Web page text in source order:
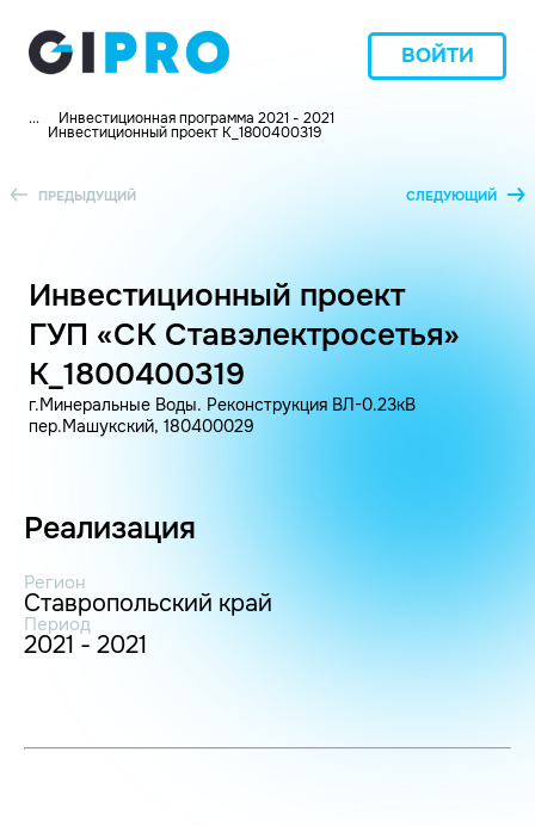
ВОЙТИ
... Инвестиционная программа 2021 - 2021
Инвестиционный проект K_1800400319
ПРЕДЫДУЩИЙ СЛЕДУЮЩИЙ
Инвестиционный проект
ГУП «СК Ставэлектросетья»
K_1800400319
г.Минеральные Воды. Реконструкция ВЛ-0.23кВ
пер.Машукский, 180400029
Реализация
Регион
Ставропольский край
Период
2021 - 2021